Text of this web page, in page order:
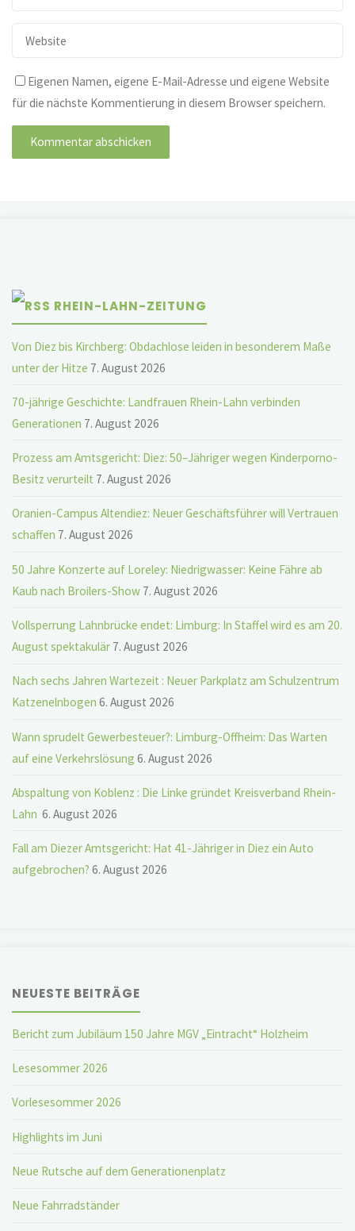
Eigenen Namen, eigene E-Mail-Adresse und eigene Website
für die nächste Kommentierung in diesem Browser speichern.
RHEIN-LAHN-ZEITUNG
Von Diez bis Kirchberg: Obdachlose leiden in besonderem Maße
unter der Hitze 7. August 2026
70-jährige Geschichte: Landfrauen Rhein-Lahn verbinden
Generationen 7. August 2026
Prozess am Amtsgericht: Diez: 50–Jähriger wegen Kinderporno-
Besitz verurteilt 7. August 2026
Oranien-Campus Altendiez: Neuer Geschäftsführer will Vertrauen
schaffen 7. August 2026
50 Jahre Konzerte auf Loreley: Niedrigwasser: Keine Fähre ab
Kaub nach Broilers-Show 7. August 2026
Vollsperrung Lahnbrücke endet: Limburg: In Staffel wird es am 20.
August spektakulär 7. August 2026
Nach sechs Jahren Wartezeit : Neuer Parkplatz am Schulzentrum
Katzenelnbogen 6. August 2026
Wann sprudelt Gewerbesteuer?: Limburg-Offheim: Das Warten
auf eine Verkehrslösung 6. August 2026
Abspaltung von Koblenz : Die Linke gründet Kreisverband Rhein-
Lahn 6. August 2026
Fall am Diezer Amtsgericht: Hat 41-Jähriger in Diez ein Auto
aufgebrochen? 6. August 2026
NEUESTE BEITRÄGE
Bericht zum Jubiläum 150 Jahre MGV „Eintracht“ Holzheim
Lesesommer 2026
Vorlesesommer 2026
Highlights im Juni
Neue Rutsche auf dem Generationenplatz
Neue Fahrradständer